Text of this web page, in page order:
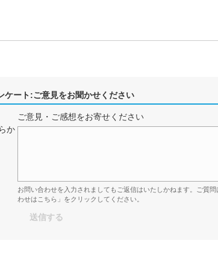
ケート:ご意見をお聞かせください
か
ご意見・ご感想をお寄せください
お問い合わせを入力されましてもご返信はいたしかねます。ご質
わせはこちら」をクリックしてください。